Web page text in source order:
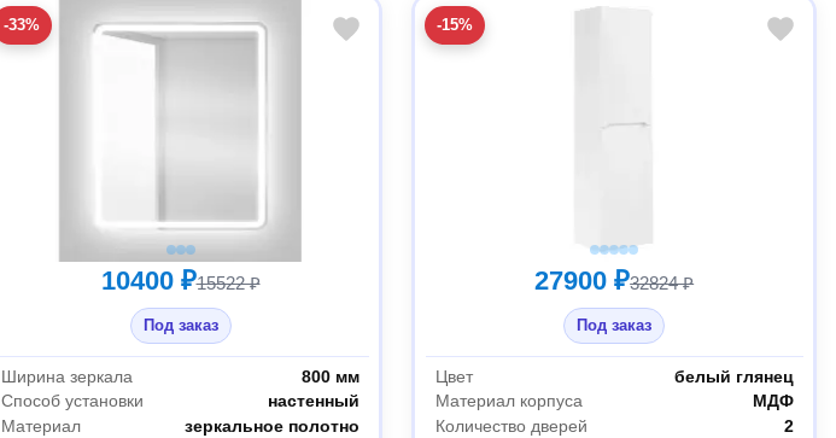
-33%
10400 ₽15522 ₽
Под заказ
Ширина зеркала
800 мм
Способ установки
настенный
Материал
зеркальное полотно
-15%
27900 ₽32824 ₽
Под заказ
Цвет
белый глянец
Материал корпуса
МДФ
Количество дверей
2